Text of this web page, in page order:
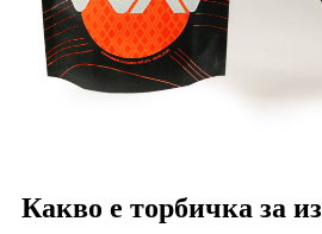
Какво е торбичка за